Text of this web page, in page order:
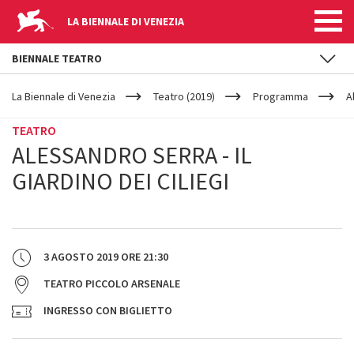
LA BIENNALE DI VENEZIA
YOUR
ARE
La Biennale di Venezia Teatro (2019) Programma
TEATRO
ALESSANDRO SERRA - IL
GIARDINO DEI CILIEGI
3 AGOSTO 2019 ORE 21:30
TEATRO PICCOLO ARSENALE
INGRESSO CON BIGLIETTO
BIENNALE TEATRO